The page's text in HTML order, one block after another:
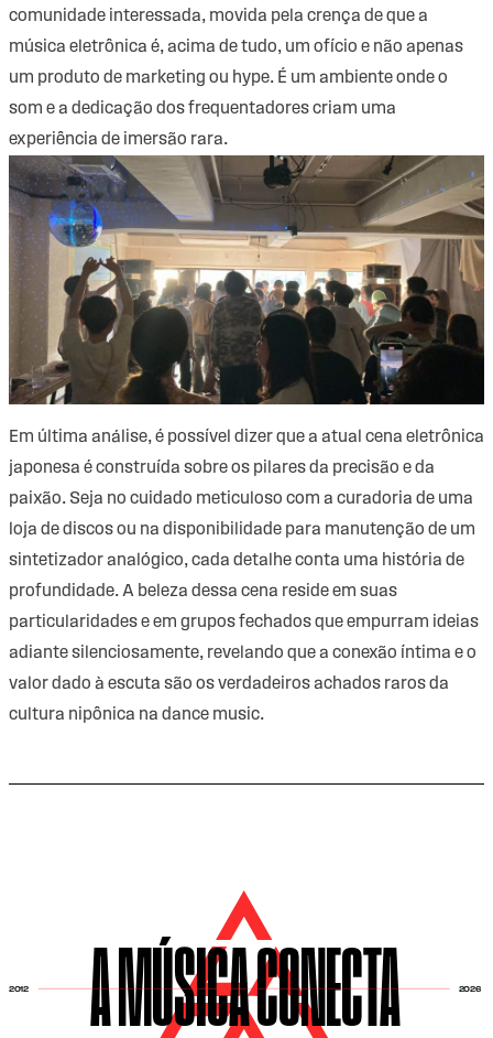
comunidade interessada, movida pela crença de que a
música eletrônica é, acima de tudo, um ofício e não apenas
um produto de marketing ou hype. É um ambiente onde o
som e a dedicação dos frequentadores criam uma
experiência de imersão rara.
Em última análise, é possível dizer que a atual cena eletrônica
japonesa é construída sobre os pilares da precisão e da
paixão. Seja no cuidado meticuloso com a curadoria de uma
loja de discos ou na disponibilidade para manutenção de um
sintetizador analógico, cada detalhe conta uma história de
profundidade. A beleza dessa cena reside em suas
particularidades e em grupos fechados que empurram ideias
adiante silenciosamente, revelando que a conexão íntima e o
valor dado à escuta são os verdadeiros achados raros da
cultura nipônica na dance music.
A MÚSICA CONECTA
2012 2026